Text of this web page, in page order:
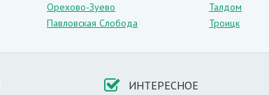
Орехово-Зуево
Павловская Слобода
Талдом
Троицк
ИНТЕРЕСНОЕ